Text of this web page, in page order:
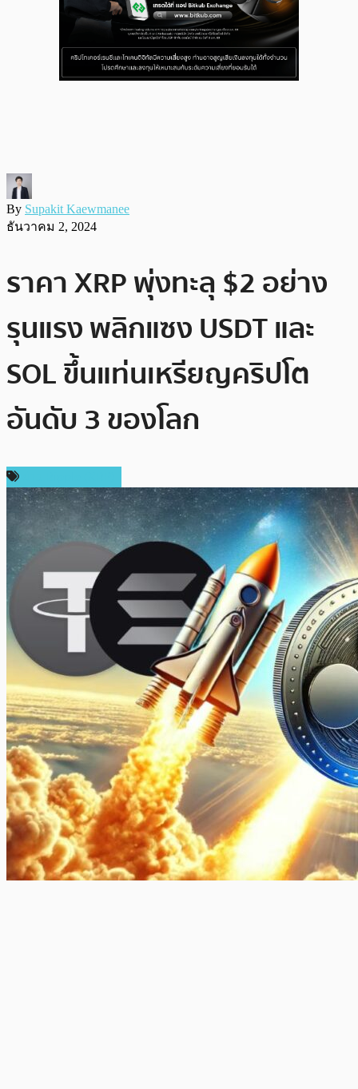
By Supakit Kaewmanee
ธันวาคม 2, 2024
ราคา XRP พุ่งทะลุ $2 อย่าง
รุนแรง พลิกแซง USDT และ
SOL ขึ้นแท่นเหรียญคริปโต
อันดับ 3 ของโลก